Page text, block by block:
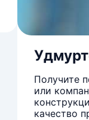
Получите
или
качество